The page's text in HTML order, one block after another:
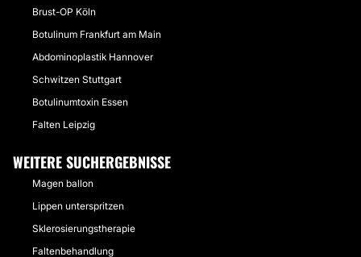
Brust-OP Köln
Botulinum Frankfurt am Main
Abdominoplastik Hannover
Schwitzen Stuttgart
Botulinumtoxin Essen
Falten Leipzig
WEITERE SUCHERGEBNISSE
Magen ballon
Lippen unterspritzen
Sklerosierungstherapie
Faltenbehandlung